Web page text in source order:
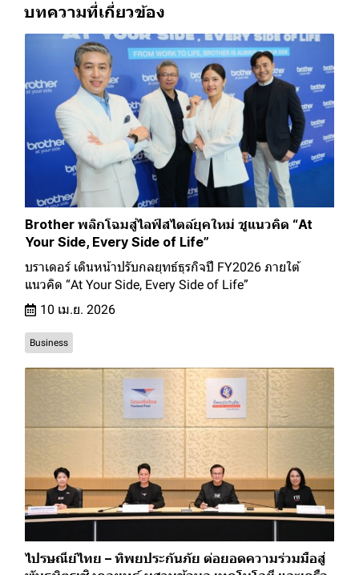
บทความที่เกี่ยวข้อง
Brother พลิกโฉมสู่ไลฟ์สไตล์ยุคใหม่ ชูแนวคิด “At
Your Side, Every Side of Life”
บราเดอร์ เดินหน้าปรับกลยุทธ์ธุรกิจปี FY2026 ภายใต้
แนวคิด “At Your Side, Every Side of Life”
10 เม.ย. 2026
Business
ไปรษณีย์ไทย – ทิพยประกันภัย ต่อยอดความร่วมมือสู่